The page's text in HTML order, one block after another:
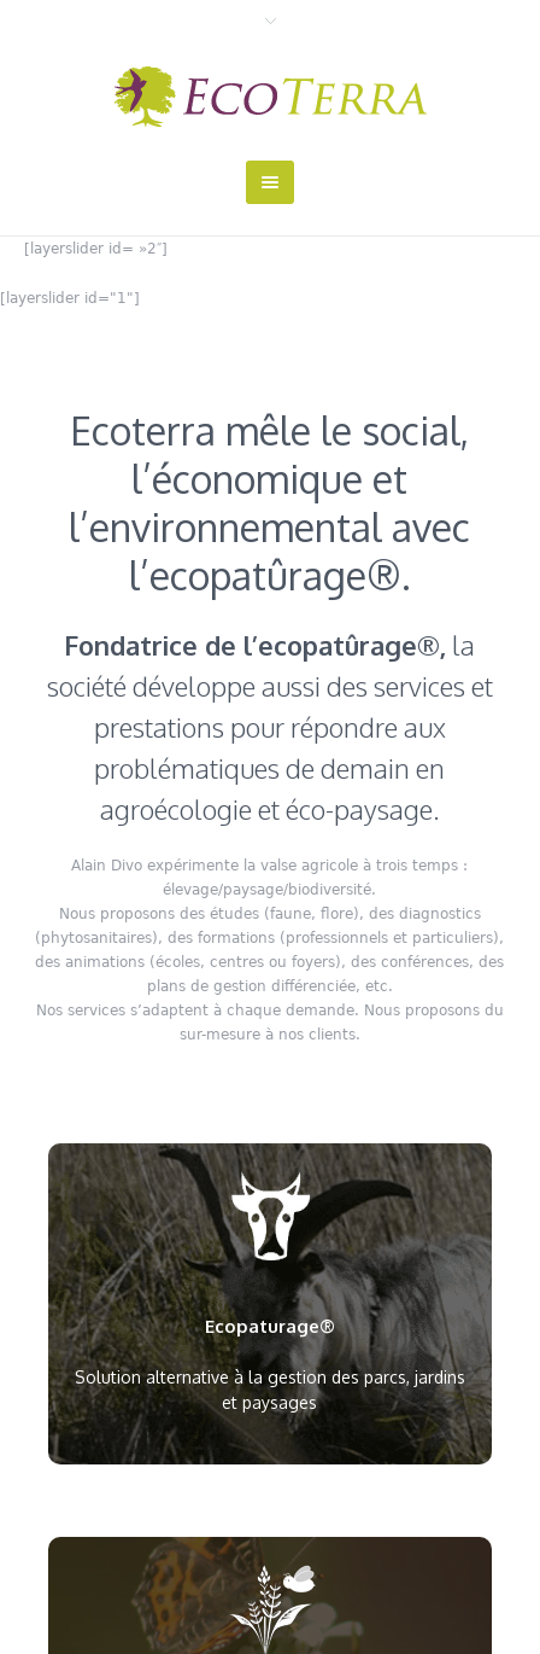
[layerslider id= »2″]
[layerslider id="1"]
Ecoterra mêle le social,
l’économique et
l’environnemental avec
l’ecopatûrage®.
Fondatrice de l’ecopatûrage®, la
société développe aussi des services et
prestations pour répondre aux
problématiques de demain en
agroécologie et éco-paysage.
Alain Divo expérimente la valse agricole à trois temps :
élevage/paysage/biodiversité.
Nous proposons des études (faune, flore), des diagnostics
(phytosanitaires), des formations (professionnels et particuliers),
des animations (écoles, centres ou foyers), des conférences, des
plans de gestion différenciée, etc.
Nos services s’adaptent à chaque demande. Nous proposons du
sur-mesure à nos clients.
Ecopaturage®
Solution alternative à la gestion des parcs, jardins
et paysages